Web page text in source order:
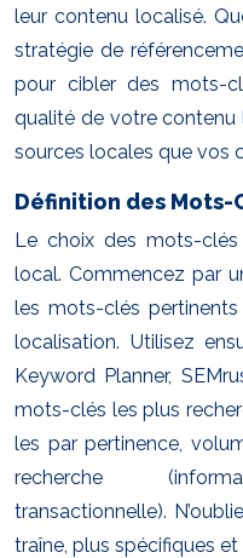
leur contenu localisé.
stratégie de
pour cibler des mots-
qualité de votre
sources locales que vos
Définition des Mots-
Le choix des mots-
local. Commencez par
les mots-clés
localisation. Utilisez
Keyword Planner,
mots-clés les plus
les par pertinence,
recherche
transactionnelle).
traîne, plus spécifiques